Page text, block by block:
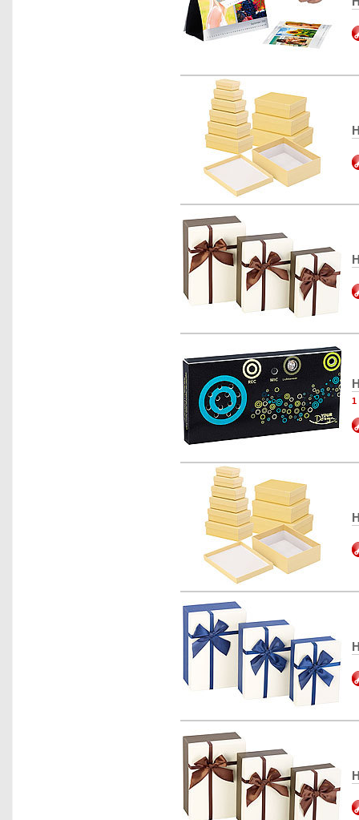
1